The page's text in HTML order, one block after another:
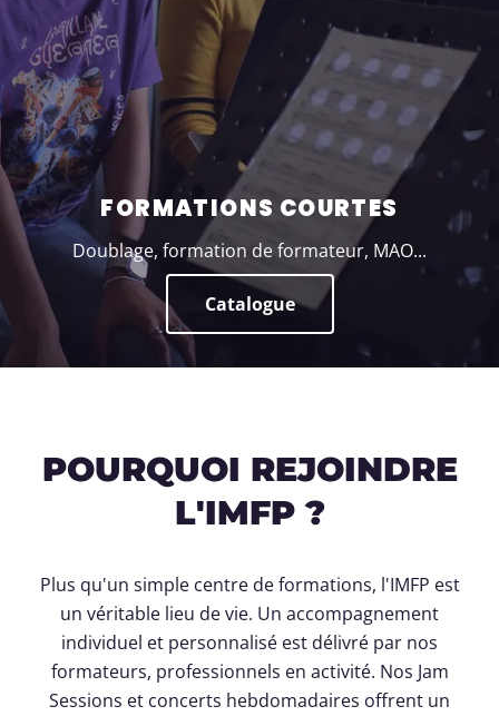
FORMATIONS COURTES
Doublage, formation de formateur, MAO...
Catalogue
POURQUOI REJOINDRE
L'IMFP ?
Plus qu'un simple centre de formations, l'IMFP est
un véritable lieu de vie. Un accompagnement
individuel et personnalisé est délivré par nos
formateurs, professionnels en activité. Nos Jam
Sessions et concerts hebdomadaires offrent un